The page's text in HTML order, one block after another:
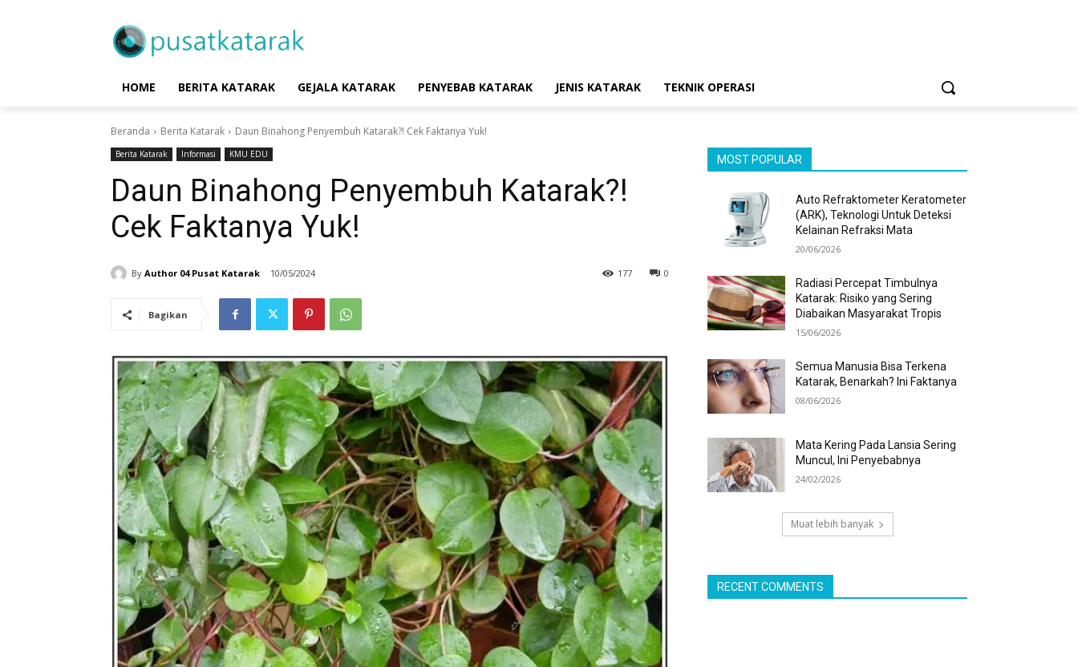
HOME BERITA KATARAK GEJALA KATARAK PENYEBAB KATARAK JENIS KATARAK TEKNIK OPERASI
Beranda Berita Katarak Daun Binahong Penyembuh Katarak?! Cek Faktanya Yuk!
Berita Katarak Informasi KMU EDU
Daun Binahong Penyembuh Katarak?!
Cek Faktanya Yuk!
By Author 04 Pusat Katarak 10/05/2024 0
177
Bagikan
MOST POPULAR
Auto Refraktometer Keratometer
(ARK), Teknologi Untuk Deteksi
Kelainan Refraksi Mata
20/06/2026
Radiasi Percepat Timbulnya
Katarak: Risiko yang Sering
Diabaikan Masyarakat Tropis
15/06/2026
Semua Manusia Bisa Terkena
Katarak, Benarkah? Ini Faktanya
08/06/2026
Mata Kering Pada Lansia Sering
Muncul, Ini Penyebabnya
24/02/2026
Muat lebih banyak
RECENT COMMENTS